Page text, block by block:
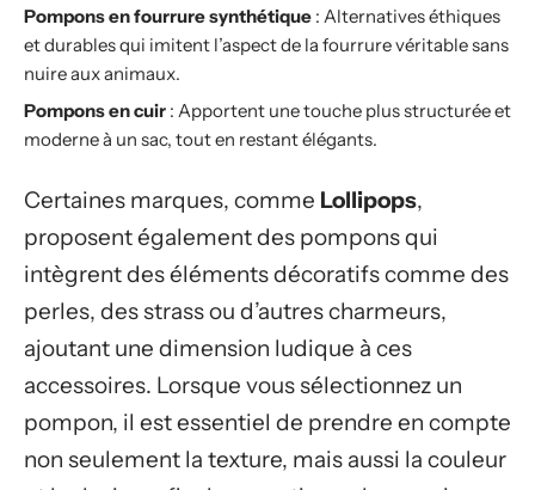
Pompons en fourrure synthétique : Alternatives éthiques
et durables qui imitent l’aspect de la fourrure véritable sans
nuire aux animaux.
Pompons en cuir : Apportent une touche plus structurée et
moderne à un sac, tout en restant élégants.
Certaines marques, comme Lollipops,
proposent également des pompons qui
intègrent des éléments décoratifs comme des
perles, des strass ou d’autres charmeurs,
ajoutant une dimension ludique à ces
accessoires. Lorsque vous sélectionnez un
pompon, il est essentiel de prendre en compte
non seulement la texture, mais aussi la couleur